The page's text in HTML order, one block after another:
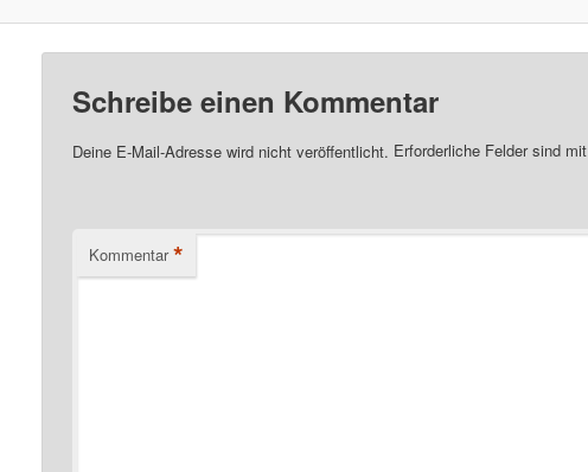
Schreibe einen Kommentar
Deine E-Mail-Adresse wird nicht veröffentlicht. Erforderliche Felder sind mit
Kommentar *